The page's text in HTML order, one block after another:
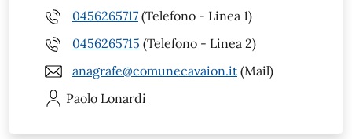
0456265717 (Telefono - Linea 1)
0456265715 (Telefono - Linea 2)
anagrafe@comunecavaion.it (Mail)
Paolo Lonardi